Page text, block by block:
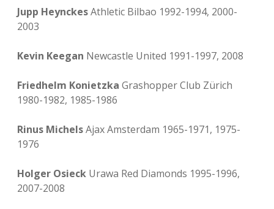
Jupp HeynckesAthletic Bilbao 1992-1994, 2000-
2003
Kevin Keegan Newcastle United 1991-1997, 2008
Friedhelm Konietzka Grashopper Club Zürich
1980-1982, 1985-1986
Rinus MichelsAjax Amsterdam 1965-1971, 1975-
1976
Holger Osieck Urawa Red Diamonds 1995-1996,
2007-2008